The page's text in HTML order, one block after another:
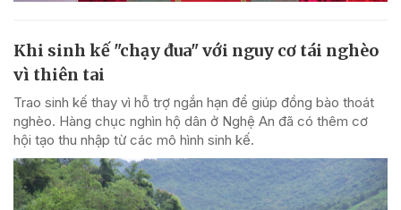
Khi sinh kế "chạy đua" với nguy cơ tái nghèo
vì thiên tai
Trao sinh kế thay vì hỗ trợ ngắn hạn để giúp đồng bào thoát
nghèo. Hàng chục nghìn hộ dân ở Nghệ An đã có thêm cơ
hội tạo thu nhập từ các mô hình sinh kế.